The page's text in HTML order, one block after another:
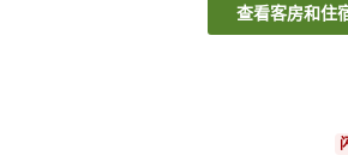
查看客房和住